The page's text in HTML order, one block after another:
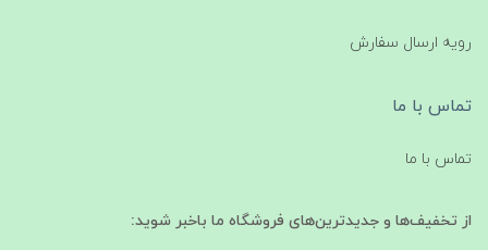
رویه ارسال سفارش
تماس با ما
تماس با ما
از تخفیف‌ها و جدیدترین‌های فروشگاه ما باخبر شوید: